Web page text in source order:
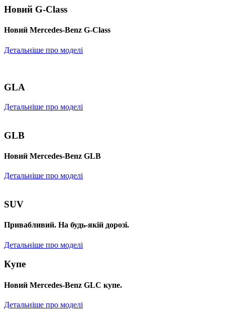
Новий G-Class
Новий Mercedes-Benz G-Class
Детальніше про моделі
GLA
Детальніше про моделі
GLB
Новий Mercedes-Benz GLB
Детальніше про моделі
SUV
Привабливий. На будь-якій дорозі.
Детальніше про моделі
Купе
Новий Mercedes-Benz GLС купе.
Детальніше про моделі